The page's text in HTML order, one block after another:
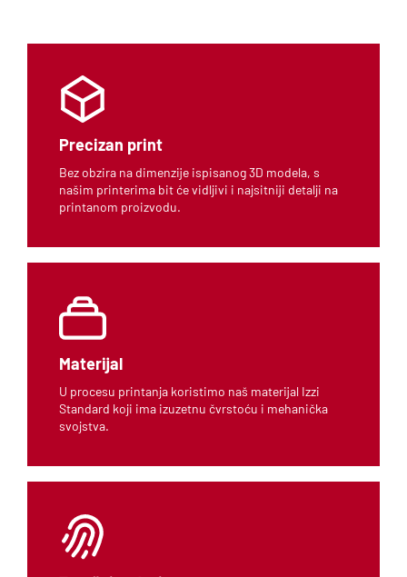
Precizan print
Bez obzira na dimenzije ispisanog 3D modela, s
našim printerima bit će vidljivi i najsitniji detalji na
printanom proizvodu.
Materijal
U procesu printanja koristimo naš materijal Izzi
Standard koji ima izuzetnu čvrstoću i mehanička
svojstva.